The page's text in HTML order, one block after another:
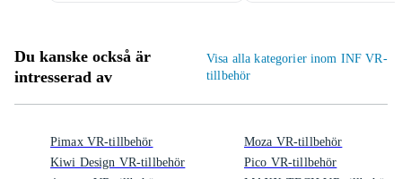
Du kanske också är
intresserad av
Visa alla kategorier inom INF VR-
tillbehör
Pimax VR-tillbehör
Kiwi Design VR-tillbehör
Moza VR-tillbehör
Pico VR-tillbehör